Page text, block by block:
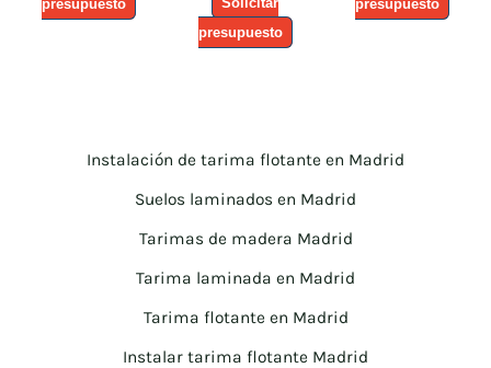
presupuesto
presupuesto
presupuesto
Instalación de tarima flotante en Madrid
Suelos laminados en Madrid
Tarimas de madera Madrid
Tarima laminada en Madrid
Tarima flotante en Madrid
Instalar tarima flotante Madrid